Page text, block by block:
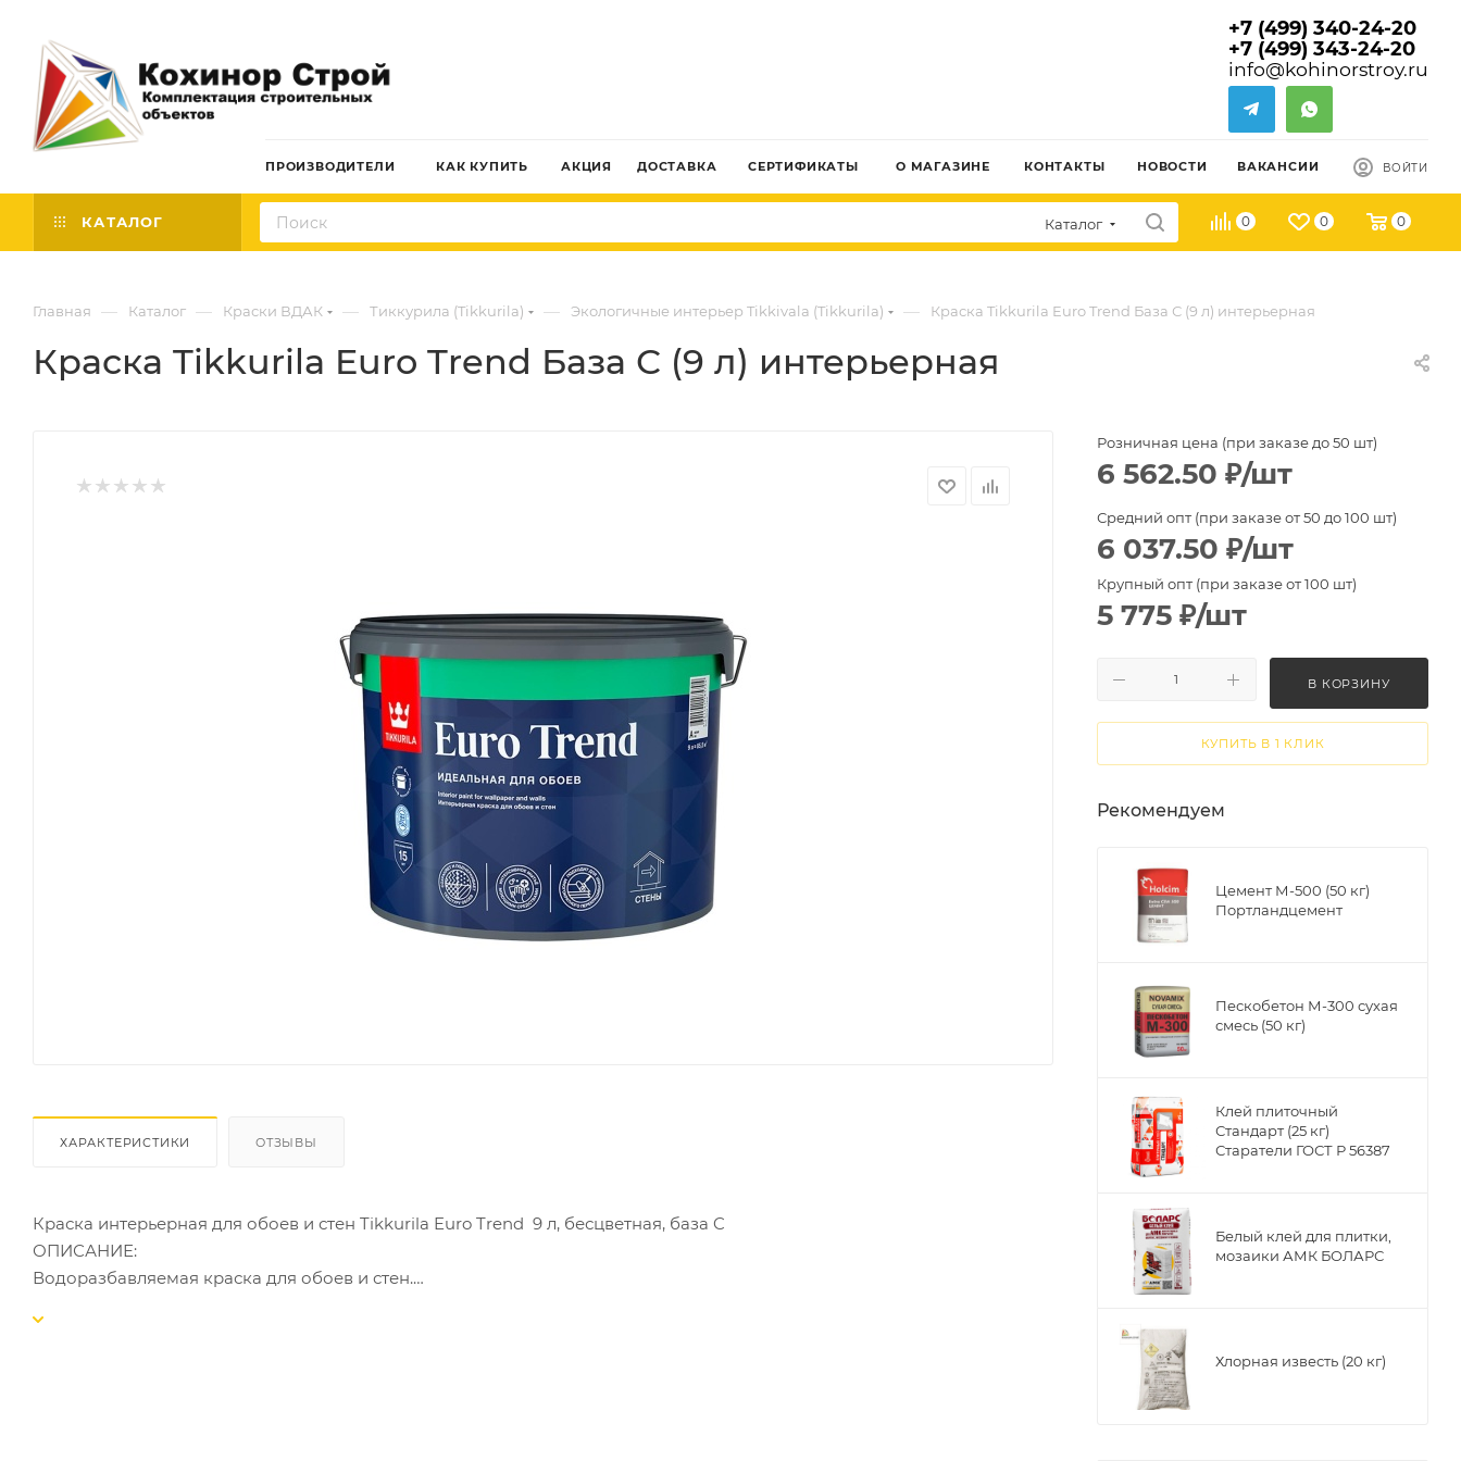
+7 (499) 340-24-20
+7 (499) 343-24-20
info@kohinorstroy.ru
ПРОИЗВОДИТЕЛИ КАК КУПИТЬ АКЦИЯ ДОСТАВКА СЕРТИФИКАТЫ О МАГАЗИНЕ КОНТАКТЫ НОВОСТИ ВАКАНСИИ ВОЙТИ
КАТАЛОГ Каталог 0 0 0
Главная — Каталог — Краски ВДАК — Тиккурила (Tikkurila) — Экологичные интерьер Tikkivala (Tikkurila) — Краска Tikkurila Euro Trend База С (9 л) интерьерная
Краска Tikkurila Euro Trend База С (9 л) интерьерная
ХАРАКТЕРИСТИКИ ОТЗЫВЫ
Краска интерьерная для обоев и стен Tikkurila Euro Trend 9 л, бесцветная, база C
ОПИСАНИЕ:
Водоразбавляемая краска для обоев и стен.
Розничная цена (при заказе до 50 шт)
6 562.50 ₽/шт
Средний опт (при заказе от 50 до 100 шт)
6 037.50 ₽/шт
Крупный опт (при заказе от 100 шт)
5 775 ₽/шт
В КОРЗИНУ
КУПИТЬ В 1 КЛИК
Рекомендуем
Цемент М-500 (50 кг)
Портландцемент
Пескобетон М-300 сухая
смесь (50 кг)
Клей плиточный
Стандарт (25 кг)
Старатели ГОСТ Р 56387
Белый клей для плитки,
мозаики АМК БОЛАРС
Хлорная известь (20 кг)